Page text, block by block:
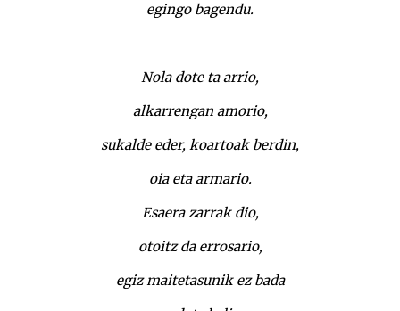
egingo bagendu.
Nola dote ta arrio,
alkarrengan amorio,
sukalde eder, koartoak berdin,
oia eta armario.
Esaera zarrak dio,
otoitz da errosario,
egiz maitetasunik ez bada